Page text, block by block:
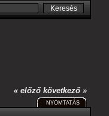
« előző következő »
NYOMTATÁS